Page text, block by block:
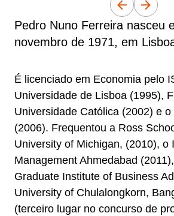
Pedro Nuno Ferreira nasceu
novembro de 1971, em
É licenciado em Economia pelo
Universidade de Lisboa (1995),
Universidade Católica (2002) e
(2006). Frequentou a Ross
University of Michigan, (2010), o
Management Ahmedabad
Graduate Institute of Business
University of Chulalongkorn,
(terceiro lugar no concurso de